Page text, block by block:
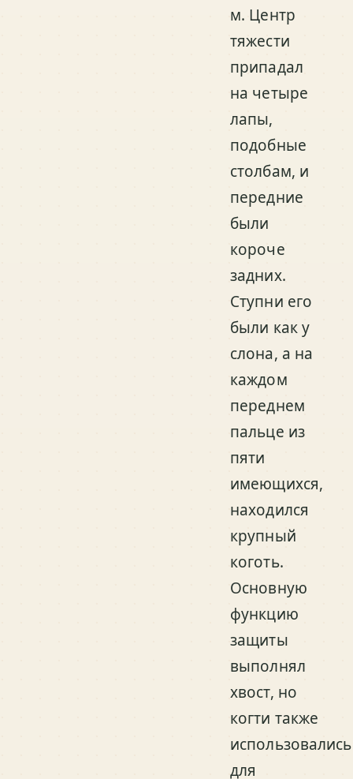
м. Центр
тяжести
припадал
на четыре
лапы,
подобные
столбам, и
передние
были
короче
задних.
Ступни его
были как у
слона, а на
каждом
переднем
пальце из
пяти
имеющихся,
находился
крупный
коготь.
Основную
функцию
защиты
выполнял
хвост, но
когти также
использовались
для